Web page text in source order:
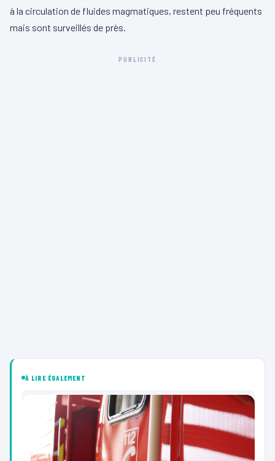
à la circulation de fluides magmatiques, restent peu fréquents
mais sont surveillés de près.
PUBLICITÉ
À LIRE ÉGALEMENT